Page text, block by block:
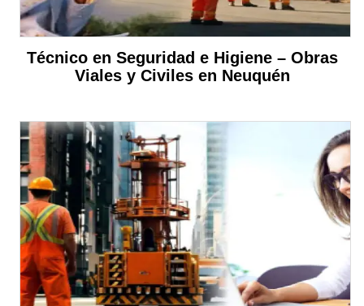
Técnico en Seguridad e Higiene – Obras
Viales y Civiles en Neuquén